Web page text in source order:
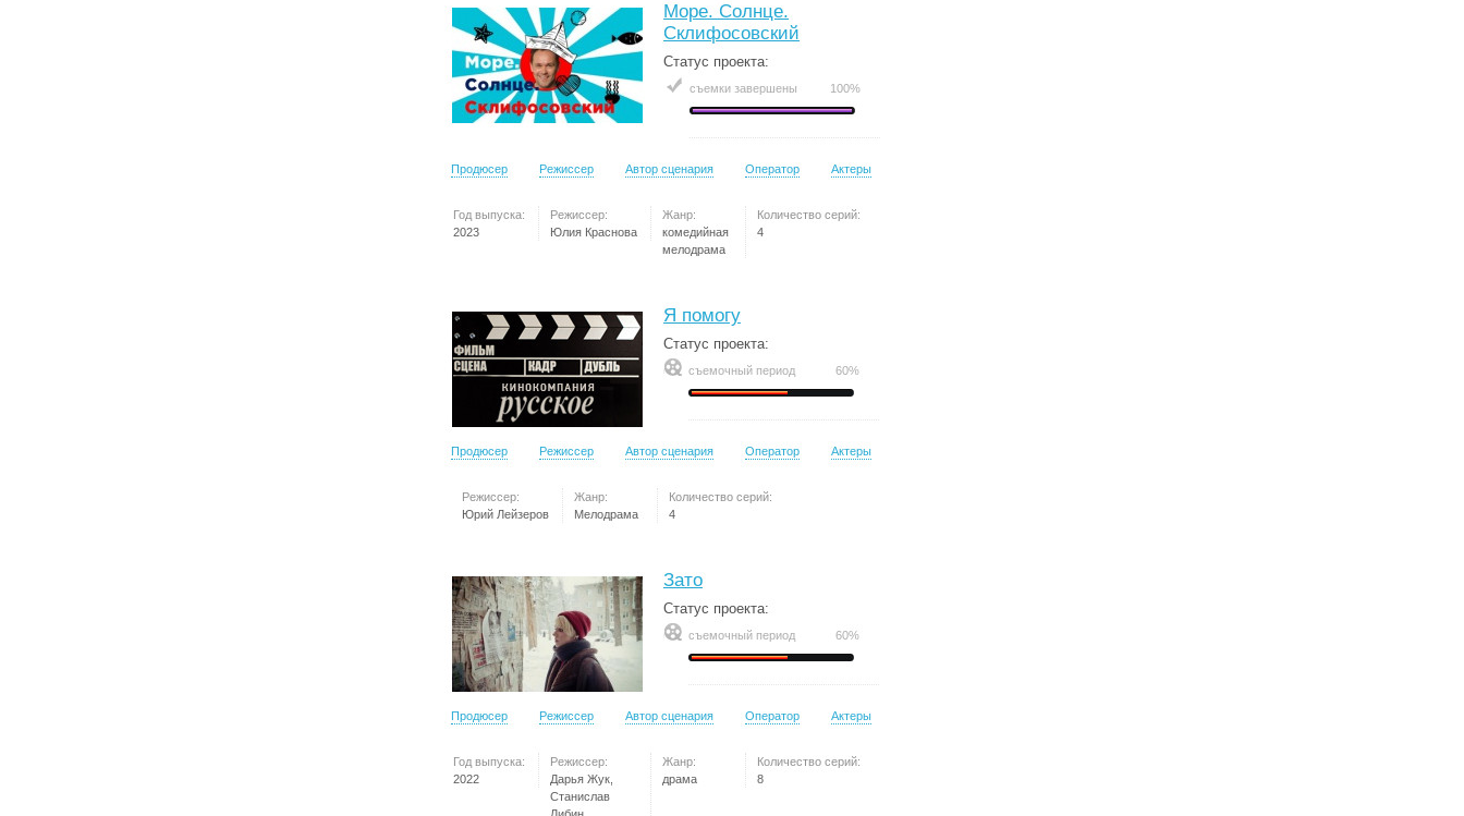
Море. Солнце.
Склифосовский
Статус проекта:
съемки завершены 100%
Продюсер Режиссер Автор сценария Оператор Актеры
Год выпуска:
2023
Режиссер:
Юлия Краснова
Жанр:
комедийная
мелодрама
Количество серий:
4
Я помогу
Статус проекта:
съемочный период 60%
Продюсер Режиссер Автор сценария Оператор Актеры
Режиссер:
Юрий Лейзеров
Жанр:
Мелодрама
Количество серий:
4
Зато
Статус проекта:
съемочный период 60%
Продюсер Режиссер Автор сценария Оператор Актеры
Год выпуска:
2022
Режиссер:
Дарья Жук,
Станислав
Жанр:
драма
Количество серий:
8